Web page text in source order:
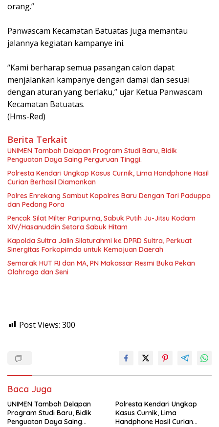
orang.”
Panwascam Kecamatan Batuatas juga memantau
jalannya kegiatan kampanye ini.
“Kami berharap semua pasangan calon dapat
menjalankan kampanye dengan damai dan sesuai
dengan aturan yang berlaku,” ujar Ketua Panwascam
Kecamatan Batuatas.
(Hms-Red)
Berita Terkait
UNIMEN Tambah Delapan Program Studi Baru, Bidik
Penguatan Daya Saing Perguruan Tinggi.
Polresta Kendari Ungkap Kasus Curnik, Lima Handphone Hasil
Curian Berhasil Diamankan
Polres Enrekang Sambut Kapolres Baru Dengan Tari Paduppa
dan Pedang Pora
Pencak Silat Milter Paripurna, Sabuk Putih Ju-Jitsu Kodam
XIV/Hasanuddin Setara Sabuk Hitam
Kapolda Sultra Jalin Silaturahmi ke DPRD Sultra, Perkuat
Sinergitas Forkopimda untuk Kemajuan Daerah
Semarak HUT RI dan MA, PN Makassar Resmi Buka Pekan
Olahraga dan Seni
Post Views: 300
Baca Juga
UNIMEN Tambah Delapan
Program Studi Baru, Bidik
Penguatan Daya Saing
Polresta Kendari Ungkap
Kasus Curnik, Lima
Handphone Hasil Curian